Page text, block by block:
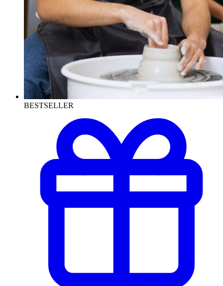
BESTSELLER